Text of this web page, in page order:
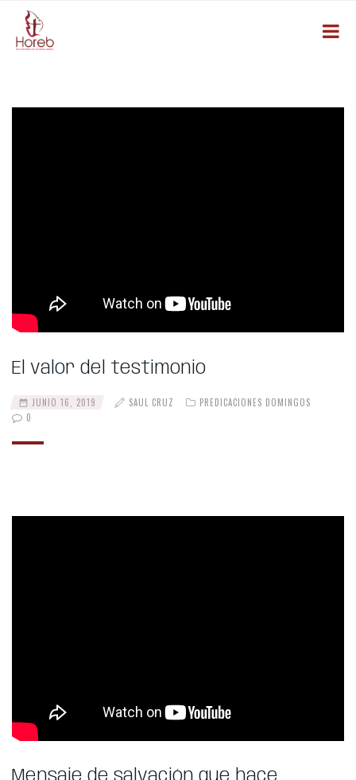
El valor del testimonio
JUNIO 16, 2019 SAUL CRUZ
PREDICACIONES DOMINGOS
0